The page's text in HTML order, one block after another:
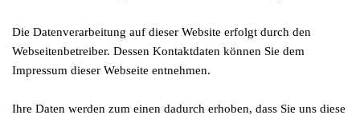
Die Datenverarbeitung auf dieser Website erfolgt durch den
Webseitenbetreiber. Dessen Kontaktdaten können Sie dem
Impressum dieser Webseite entnehmen.
Ihre Daten werden zum einen dadurch erhoben, dass Sie uns diese